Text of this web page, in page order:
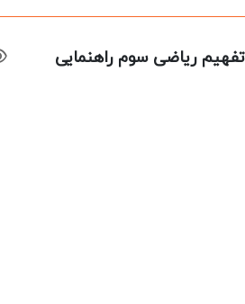
ریاضی سوم راهنمایی